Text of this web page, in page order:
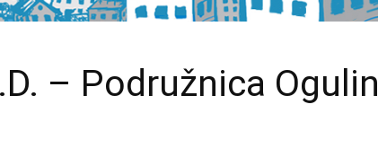
– Podružnica Ogulin